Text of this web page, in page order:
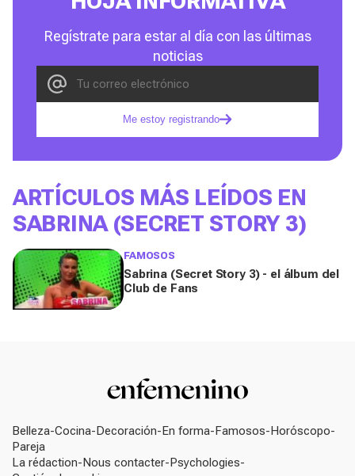
Regístrate para estar al día con las últimas
noticias
Me estoy registrando
ARTÍCULOS MÁS LEÍDOS EN
SABRINA (SECRET STORY 3)
FAMOSOS
Sabrina (Secret Story 3) - el álbum del
Club de Fans
Belleza Cocina Decoración En forma Famosos Horóscopo
Pareja
La rédaction Nous contacter Psychologies